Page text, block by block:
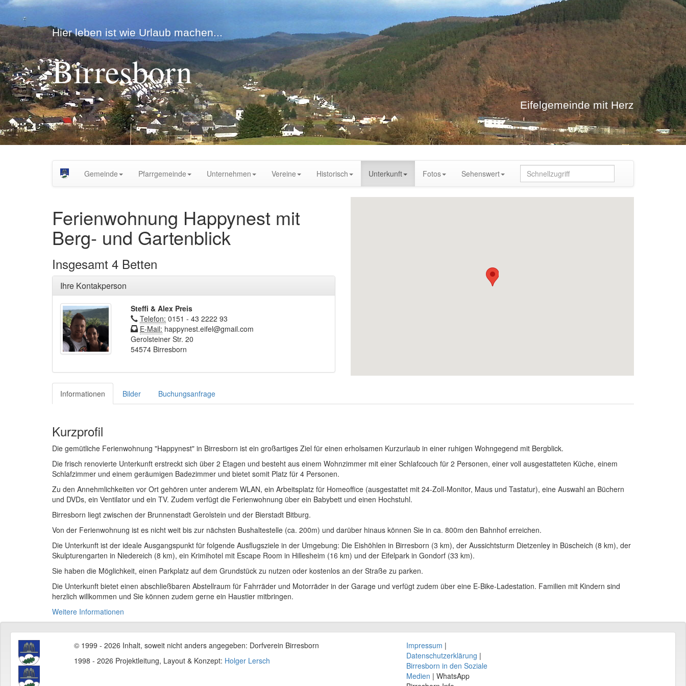
Hier leben ist wie Urlaub machen...
Birresborn
Eifelgemeinde mit Herz
Gemeinde Pfarrgemeinde Unternehmen Vereine Historisch Unterkunft Fotos Sehenswert
Ferienwohnung Happynest mit
Berg- und Gartenblick
Insgesamt 4 Betten
Ihre Kontakperson
Steffi & Alex Preis
Telefon: 0151 - 43 2222 93
E-Mail: happynest.eifel@gmail.com
Gerolsteiner Str. 20
54574 Birresborn
Informationen Bilder Buchungsanfrage
Kurzprofil
Die gemütliche Ferienwohnung "Happynest" in Birresborn ist ein großartiges Ziel für einen erholsamen Kurzurlaub in einer ruhigen Wohngegend mit Bergblick.
Die frisch renovierte Unterkunft erstreckt sich über 2 Etagen und besteht aus einem Wohnzimmer mit einer Schlafcouch für 2 Personen, einer voll ausgestatteten Küche, einem
Schlafzimmer und einem geräumigen Badezimmer und bietet somit Platz für 4 Personen.
Zu den Annehmlichkeiten vor Ort gehören unter anderem WLAN, ein Arbeitsplatz für Homeoffice (ausgestattet mit 24-Zoll-Monitor, Maus und Tastatur), eine Auswahl an Büchern
und DVDs, ein Ventilator und ein TV. Zudem verfügt die Ferienwohnung über ein Babybett und einen Hochstuhl.
Birresborn liegt zwischen der Brunnenstadt Gerolstein und der Bierstadt Bitburg.
Von der Ferienwohnung ist es nicht weit bis zur nächsten Bushaltestelle (ca. 200m) und darüber hinaus können Sie in ca. 800m den Bahnhof erreichen.
Die Unterkunft ist der ideale Ausgangspunkt für folgende Ausflugsziele in der Umgebung: Die Eishöhlen in Birresborn (3 km), der Aussichtsturm Dietzenley in Büscheich (8 km), der
Skulpturengarten in Niedereich (8 km), ein Krimihotel mit Escape Room in Hillesheim (16 km) und der Eifelpark in Gondorf (33 km).
Sie haben die Möglichkeit, einen Parkplatz auf dem Grundstück zu nutzen oder kostenlos an der Straße zu parken.
Die Unterkunft bietet einen abschließbaren Abstellraum für Fahrräder und Motorräder in der Garage und verfügt zudem über eine E-Bike-Ladestation. Familien mit Kindern sind
herzlich willkommen und Sie können zudem gerne ein Haustier mitbringen.
Weitere Informationen
© 1999 - 2026 Inhalt, soweit nicht anders angegeben: Dorfverein Birresborn
1998 - 2026 Projektleitung, Layout & Konzept: Holger Lersch
Impressum |
Datenschutzerklärung |
Birresborn in den Soziale
Medien | WhatsApp